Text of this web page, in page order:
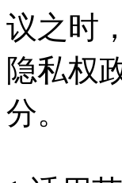
议之时
隐私权
分。